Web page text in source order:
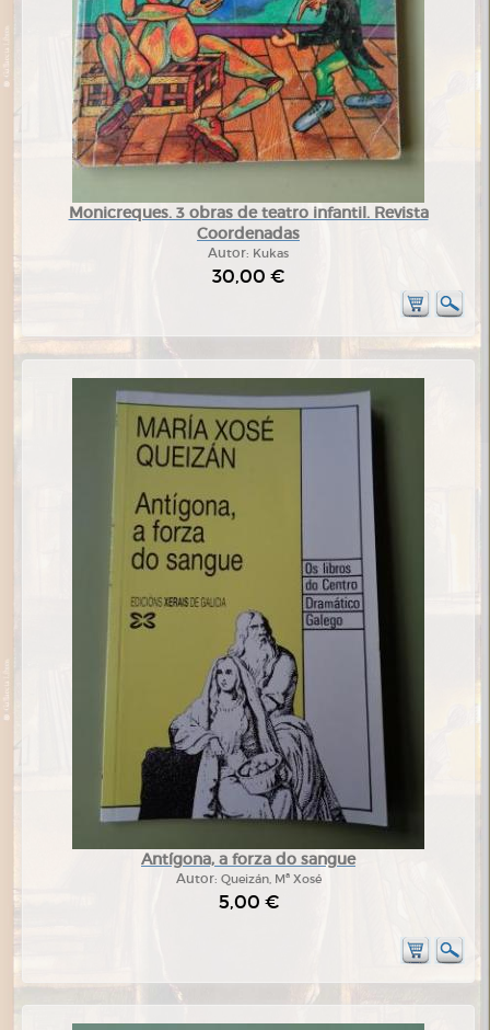
Monicreques. 3 obras de teatro infantil. Revista
Coordenadas
Autor: Kukas
30,00 €
Antígona, a forza do sangue
Autor: Queizán, Mª Xosé
5,00 €